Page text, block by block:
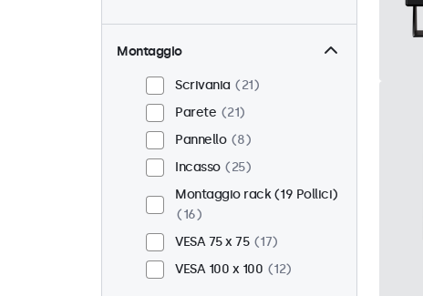
Montaggio
Scrivania
21
Parete
21
Pannello
8
Incasso
25
Montaggio rack (19 Pollici)
16
VESA 75 x 75
17
VESA 100 x 100
12